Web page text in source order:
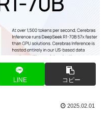
LINE コピー
2025.02.01